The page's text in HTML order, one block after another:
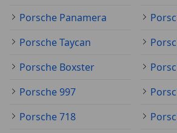
Porsche Panamera
Porsche Taycan
Porsche Boxster
Porsche 997
Porsche 718